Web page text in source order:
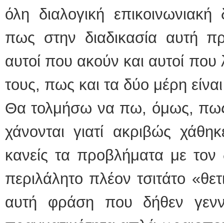
όλη διαλογική
πως στην διαδικασία αυτή
αυτοί που ακούν και αυτοί που
τους, πως και τα δύο μέρη
Θα τολμήσω να πω, όμως, πως
χάνονται γιατί ακριβώς
κανείς τα προβλήματα με τον
περιλάλητο πλέον τσιτάτο
αυτή φράση που δήθεν